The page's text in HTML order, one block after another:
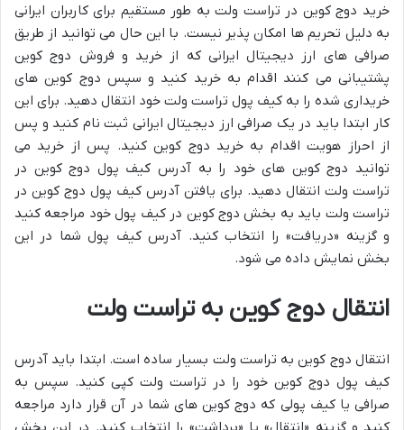
خرید دوج کوین در تراست ولت به طور مستقیم برای کاربران ایرانی
به دلیل تحریم ها امکان پذیر نیست. با این حال می توانید از طریق
صرافی های ارز دیجیتال ایرانی که از خرید و فروش دوج کوین
پشتیبانی می کنند اقدام به خرید کنید و سپس دوج کوین های
خریداری شده را به کیف پول تراست ولت خود انتقال دهید. برای این
کار ابتدا باید در یک صرافی ارز دیجیتال ایرانی ثبت نام کنید و پس
از احراز هویت اقدام به خرید دوج کوین کنید. پس از خرید می
توانید دوج کوین های خود را به آدرس کیف پول دوج کوین در
تراست ولت انتقال دهید. برای یافتن آدرس کیف پول دوج کوین در
تراست ولت باید به بخش دوج کوین در کیف پول خود مراجعه کنید
و گزینه «دریافت» را انتخاب کنید. آدرس کیف پول شما در این
بخش نمایش داده می شود.
انتقال دوج کوین به تراست ولت
انتقال دوج کوین به تراست ولت بسیار ساده است. ابتدا باید آدرس
کیف پول دوج کوین خود را در تراست ولت کپی کنید. سپس به
صرافی یا کیف پولی که دوج کوین های شما در آن قرار دارد مراجعه